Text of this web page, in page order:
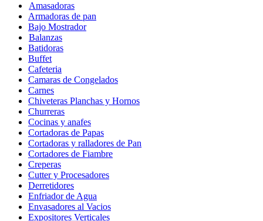
Amasadoras
Armadoras de pan
Bajo Mostrador
Balanzas
Batidoras
Buffet
Cafeteria
Camaras de Congelados
Carnes
Chiveteras Planchas y Hornos
Churreras
Cocinas y anafes
Cortadoras de Papas
Cortadoras y ralladores de Pan
Cortadores de Fiambre
Creperas
Cutter y Procesadores
Derretidores
Enfriador de Agua
Envasadores al Vacios
Expositores Verticales